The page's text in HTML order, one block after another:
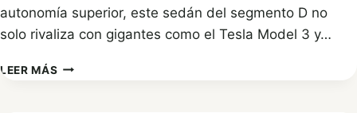
autonomía superior, este sedán del segmento D no
solo rivaliza con gigantes como el Tesla Model 3 y…
LEER MÁS BYD